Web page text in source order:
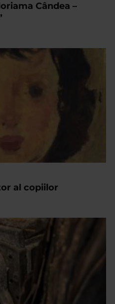
Cândea –
al copiilor